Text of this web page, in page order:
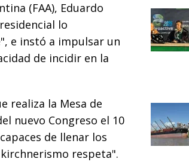
(FAA), Eduardo
lo
e instó a impulsar un
de incidir en la
realiza la Mesa de
nuevo Congreso el 10
de llenar los
respeta".